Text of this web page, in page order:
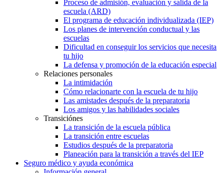
Proceso de admisión, evaluación y salida de la
escuela (ARD)
El programa de educación individualizada (IEP)
Los planes de intervención conductual y las
escuelas
Dificultad en conseguir los servicios que necesita
tu hijo
La defensa y promoción de la educación especial
Relaciones personales
La intimidación
Cómo relacionarte con la escuela de tu hijo
Las amistades después de la preparatoria
Los amigos y las habilidades sociales
Transiciónes
La transición de la escuela pública
La transición entre escuelas
Estudios después de la preparatoria
Planeación para la transición a través del IEP
Seguro médico y ayuda económica